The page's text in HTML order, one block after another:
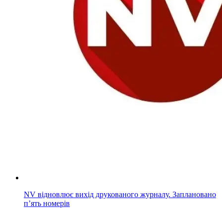
NV відновлює вихід друкованого журналу. Заплановано
п’ять номерів